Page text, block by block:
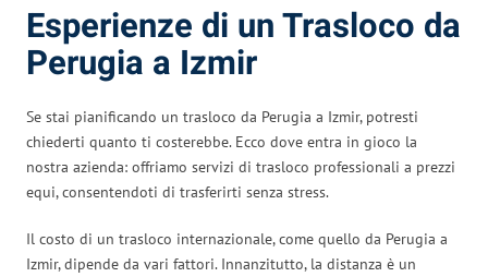
Esperienze di un Trasloco da
Perugia a Izmir
Se stai pianificando un trasloco da Perugia a Izmir, potresti
chiederti quanto ti costerebbe. Ecco dove entra in gioco la
nostra azienda: offriamo servizi di trasloco professionali a prezzi
equi, consentendoti di trasferirti senza stress.
Il costo di un trasloco internazionale, come quello da Perugia a
Izmir, dipende da vari fattori. Innanzitutto, la distanza è un